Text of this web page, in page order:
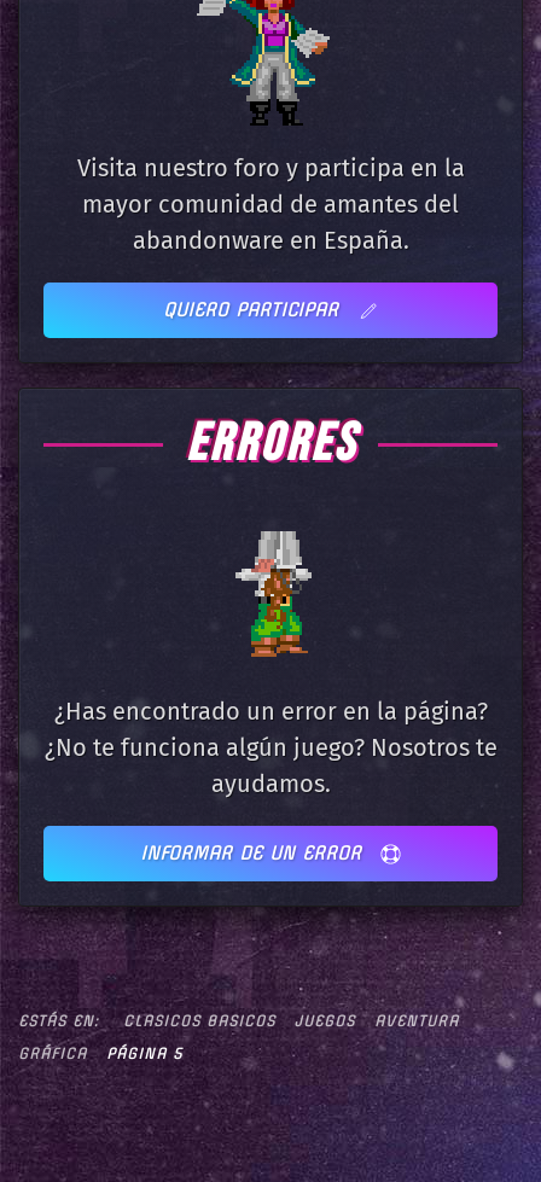
Visita nuestro foro y participa en la
mayor comunidad de amantes del
abandonware en España.
QUIERO PARTICIPAR
ERRORES
¿Has encontrado un error en la página?
¿No te funciona algún juego? Nosotros te
ayudamos.
INFORMAR DE UN ERROR
ESTÁS EN: CLASICOS BASICOS JUEGOS
AVENTURA
GRÁFICA
PÁGINA 5